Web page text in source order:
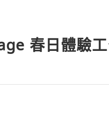
春日體驗